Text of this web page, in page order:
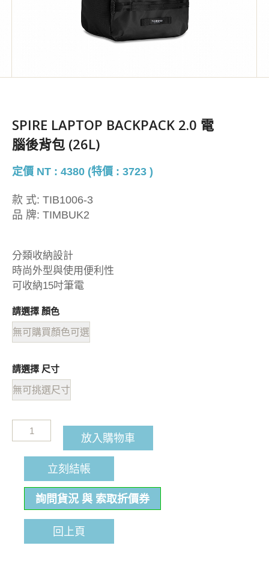
SPIRE LAPTOP BACKPACK 2.0 電
腦後背包 (26L)
定價 NT : 4380 (特價 : 3723 )
款 式: TIB1006-3
品 牌: TIMBUK2
分類收納設計
時尚外型與使用便利性
可收納15吋筆電
請選擇 顏色
無可購買顏色可選
請選擇 尺寸
無可挑選尺寸
放入購物車
立刻結帳
詢問貨況 與 索取折價券
回上頁